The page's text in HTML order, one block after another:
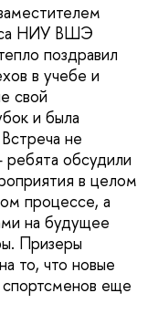
НИУ ВШЭ
поздравил
в учебе и
свой
и была
не
ребята обсудили
в целом
процессе, а
на будущее
Призеры
то, что новые
еще